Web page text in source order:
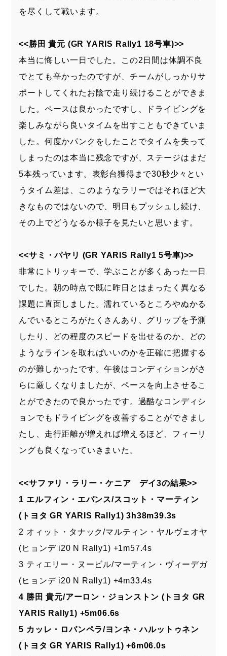
を尽くして戦います。
<<勝田 貴元 (GR YARIS Rally1 18号車)>>
本当に悔しい一日でした。この2日間は体調不良
でとても辛かったのですが、チームがしっかりサ
ポートしてくれたお陰で走り続けることができま
した。ペースは良かったですし、ドライビングを
楽しみながら良いタイムを出すこともできていま
した。何度かパンクをしたことでタイムを失って
しまったのは本当に残念ですが、ステージはまだ
5本残っています。表彰台獲得まで30秒少々とい
うタイム差は、このようなラリーではそれほど大
きなものではないので、明日もプッシュし続け、
その上でどうなるか様子を見たいと思います。
<<サミ・パヤリ (GR YARIS Rally1 5号車)>>
非常にトリッキーで、学ぶことが多くあった一日
でした。朝の時点で既に昨日とはまったく異なる
課題に直面しました。濡れているところやぬかる
んでいるところがたくさんあり、グリップを予測
したり、どの程度のスピードを出せるのか、どの
ようなラインを取ればいいのかを正確に把握する
のが難しかったです。午後はコンディションがさ
らに厳しくなりましたが、ペースを向上させるこ
とができたので良かったです。過酷なコンディシ
ョンでもドライビングを改善することができまし
たし、走行距離が増えれば増えるほど、フィーリ
ングも良くなっていきまいた。
<<サファリ・ラリー・ケニア デイ3の結果>>
1 エルフィン・エバンス/スコット・マーティン
(トヨタ GR YARIS Rally1) 3h38m39.3s
2 オィット・タナック/マルティン・ヤルヴェオヤ
(ヒョンデ i20 N Rally1) +1m57.4s
3 ティエリー・ヌービル/マーティン・ヴィーデガ
(ヒョンデ i20 N Rally1) +4m33.4s
4 勝田 貴元/アーロン・ジョンストン (トヨタ GR
YARIS Rally1) +5m06.6s
5 カッレ・ロバンペラ/ヨンネ・ハルットゥネン
(トヨタ GR YARIS Rally1) +6m06.0s